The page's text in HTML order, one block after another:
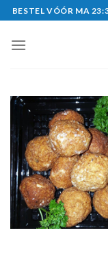
Skip
to
content
BESTEL VÓÓR MA